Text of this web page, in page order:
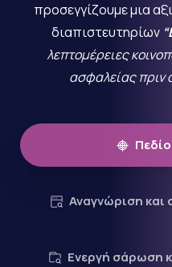
προσεγγίζουμε μια
διαπιστευτηρίων
λεπτομέρειες
ασφαλείας πριν
Αναγνώριση
Ενεργή σάρωση